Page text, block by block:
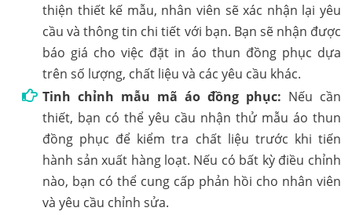
thiện thiết kế mẫu, nhân viên sẽ xác nhận lại yêu
cầu và thông tin chi tiết với bạn. Bạn sẽ nhận được
báo giá cho việc đặt in áo thun đồng phục dựa
trên số lượng, chất liệu và các yêu cầu khác.
Tinh chỉnh mẫu mã áo đồng phục: Nếu cần
thiết, bạn có thể yêu cầu nhận thử mẫu áo thun
đồng phục để kiểm tra chất liệu trước khi tiến
hành sản xuất hàng loạt. Nếu có bất kỳ điều chỉnh
nào, bạn có thể cung cấp phản hồi cho nhân viên
và yêu cầu chỉnh sửa.